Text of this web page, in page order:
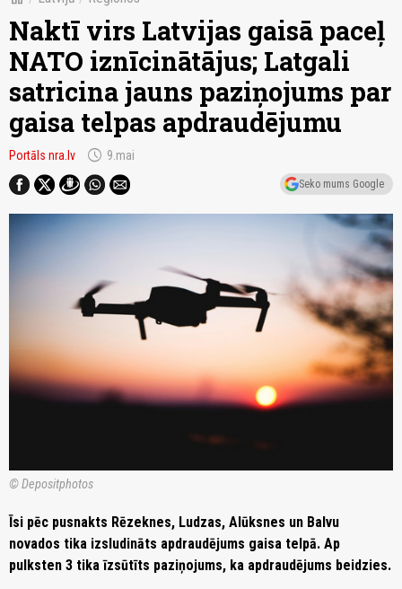
Naktī virs Latvijas gaisā paceļ
NATO iznīcinātājus; Latgali
satricina jauns paziņojums par
gaisa telpas apdraudējumu
Portāls nra.lv schedule 9.mai
Seko mums Google
© Depositphotos
Īsi pēc pusnakts Rēzeknes, Ludzas, Alūksnes un Balvu
novados tika izsludināts apdraudējums gaisa telpā. Ap
pulksten 3 tika īzsūtīts paziņojums, ka apdraudējums beidzies.